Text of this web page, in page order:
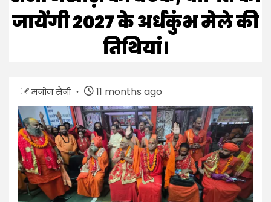
जायेंगी 2027 के अर्धकुंभ मेले की
तिथियां।
मनोज सैनी 11 months ago